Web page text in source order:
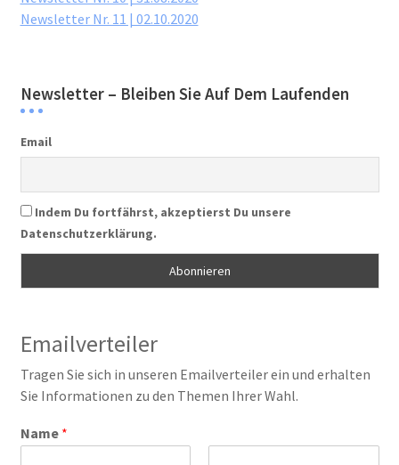
Newsletter Nr. 11 | 02.10.2020
Newsletter – Bleiben Sie Auf Dem Laufenden
Email
Indem Du fortfährst, akzeptierst Du unsere
Datenschutzerklärung.
Emailverteiler
Tragen Sie sich in unseren Emailverteiler ein und erhalten
Sie Informationen zu den Themen Ihrer Wahl.
Name *